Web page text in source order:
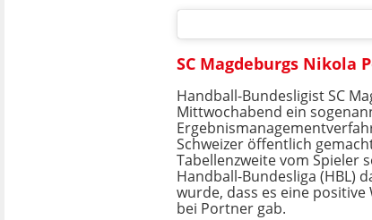
SC Magdeburgs
Handball-Bundesligist SC
Mittwochabend ein
Schweizer öffentlich
Tabellenzweite vom Spieler
Handball-Bundesliga (HBL)
wurde, dass es eine
bei Portner gab.